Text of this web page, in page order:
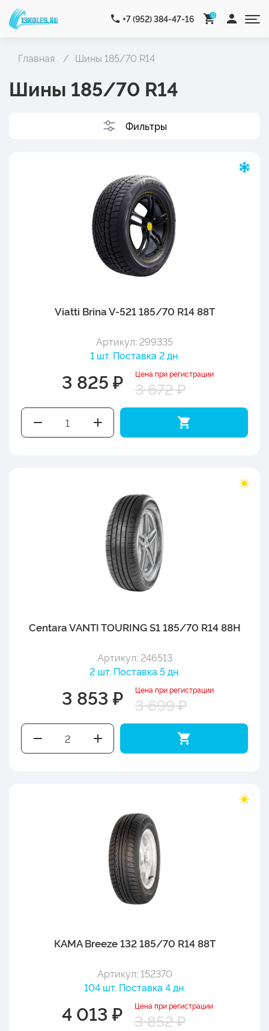
+7 (952) 384-47-16 0
Главная Шины 185/70 R14
Шины 185/70 R14
Фильтры
Viatti Brina V-521 185/70 R14 88T
Артикул: 299335
1 шт. Поставка 2 дн.
3 825 ₽ Цена при регистрации
3 672 ₽
Centara VANTI TOURING S1 185/70 R14 88H
Артикул: 246513
2 шт. Поставка 5 дн.
3 853 ₽ Цена при регистрации
3 699 ₽
КАМА Breeze 132 185/70 R14 88T
Артикул: 152370
104 шт. Поставка 4 дн.
4 013 ₽ Цена при регистрации
3 852 ₽